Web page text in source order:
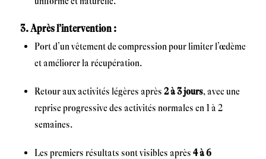
3. Après l’intervention :
Port d’un vêtement de compression pour limiter l’œdème
et améliorer la récupération.
Retour aux activités légères après 2 à 3 jours, avec une
reprise progressive des activités normales en 1 à 2
semaines.
Les premiers résultats sont visibles après 4 à 6